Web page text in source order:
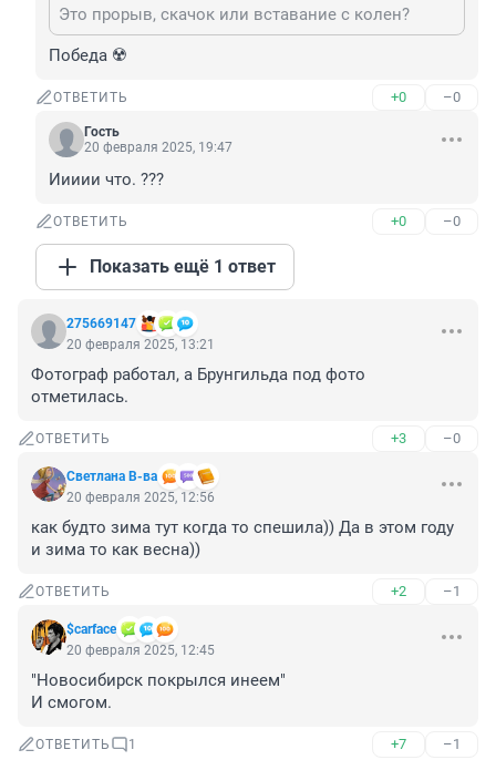
Это прорыв, скачок или вставание с колен?
Победа ☢️
ОТВЕТИТЬ +0 –0
Гость
20 февраля 2025, 19:47
Иииии что. ???
ОТВЕТИТЬ +0 –0
Показать ещё 1 ответ
275669147
20 февраля 2025, 13:21
Фотограф работал, а Брунгильда под фото
отметилась.
ОТВЕТИТЬ +3 –0
Светлана В-ва
20 февраля 2025, 12:56
как будто зима тут когда то спешила)) Да в этом году
и зима то как весна))
ОТВЕТИТЬ +2 –1
$carface
20 февраля 2025, 12:45
"Новосибирск покрылся инеем"
И смогом.
ОТВЕТИТЬ 1 +7 –1